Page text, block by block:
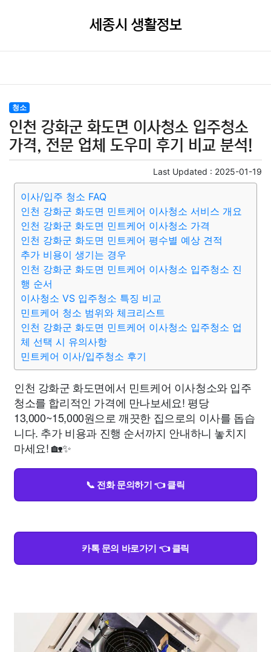
세종시 생활정보
청소
인천 강화군 화도면 이사청소 입주청소
가격, 전문 업체 도우미 후기 비교 분석!
Last Updated : 2025-01-19
이사/입주 청소 FAQ
인천 강화군 화도면 민트케어 이사청소 서비스 개요
인천 강화군 화도면 민트케어 이사청소 가격
인천 강화군 화도면 민트케어 평수별 예상 견적
추가 비용이 생기는 경우
인천 강화군 화도면 민트케어 이사청소 입주청소 진
행 순서
이사청소 VS 입주청소 특징 비교
민트케어 청소 범위와 체크리스트
인천 강화군 화도면 민트케어 이사청소 입주청소 업
체 선택 시 유의사항
민트케어 이사/입주청소 후기
인천 강화군 화도면에서 민트케어 이사청소와 입주
청소를 합리적인 가격에 만나보세요! 평당
13,000~15,000원으로 깨끗한 집으로의 이사를 돕습
니다. 추가 비용과 진행 순서까지 안내하니 놓치지
마세요! 🏡✨
📞 전화 문의하기 👈 클릭
카톡 문의 바로가기 👈 클릭